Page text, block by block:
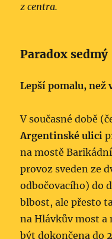
z centra.
Paradox sedmý
Lepší pomalu, než
V současné době
Argentinské ulici
na mostě
provoz sveden ze
odbočovacího) do
blbost, ale přesto
na Hlávkův most a
být dokončena do